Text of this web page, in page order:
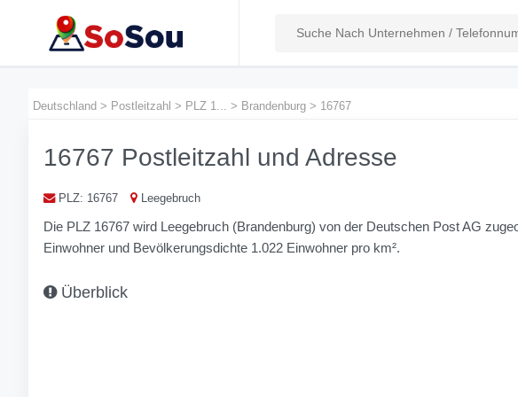
Deutschland > Postleitzahl > PLZ 1... > Brandenburg > 16767
16767 Postleitzahl und Adresse
PLZ: 16767 Leegebruch
Die PLZ 16767 wird Leegebruch (Brandenburg) von der Deutschen Post AG
Einwohner und Bevölkerungs­dichte 1.022 Einwohner pro km².
Überblick